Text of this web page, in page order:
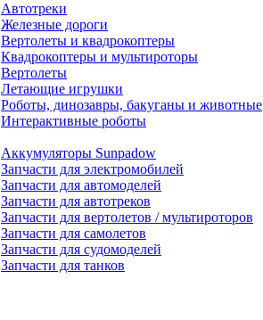
Автотреки
Железные дороги
Вертолеты и квадрокоптеры
Квадрокоптеры и мультироторы
Вертолеты
Летающие игрушки
Роботы, динозавры, бакуганы и животные
Интерактивные роботы
Аккумуляторы Sunpadow
Запчасти для электромобилей
Запчасти для автомоделей
Запчасти для автотреков
Запчасти для вертолетов / мультироторов
Запчасти для самолетов
Запчасти для судомоделей
Запчасти для танков